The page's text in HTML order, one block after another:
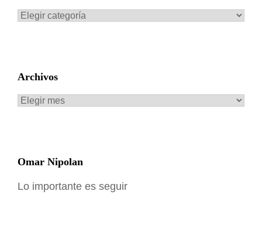
Categorías
Archivos
Archivos
Omar Nipolan
Lo importante es seguir